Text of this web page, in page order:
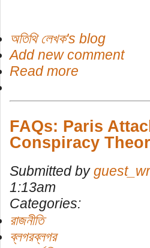
অতিথি লেখক's blog
Add new comment
Read more
FAQs: Paris
Conspiracy
Submitted by
1:13am
Categories:
রাজনীতি
ব্লগরব্লগর